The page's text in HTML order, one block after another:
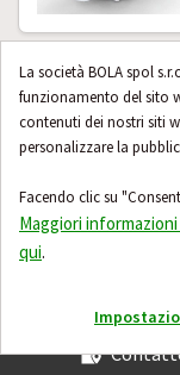
La società BOLA spol
funzionamento del sito
contenuti dei nostri siti
personalizzare la
Facendo clic su
Maggiori
qui.